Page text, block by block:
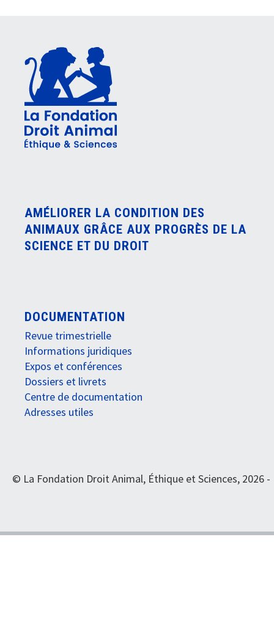
AMÉLIORER LA CONDITION DES
ANIMAUX GRÂCE AUX PROGRÈS DE LA
SCIENCE ET DU DROIT
DOCUMENTATION
Revue trimestrielle
Informations juridiques
Expos et conférences
Dossiers et livrets
Centre de documentation
Adresses utiles
© La Fondation Droit Animal, Éthique et Sciences, 2026 -